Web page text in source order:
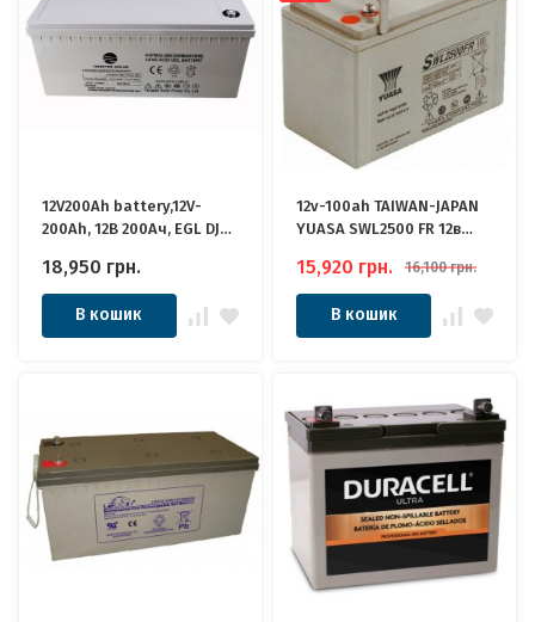
12V200Ah battery,12V-
200Ah, 12В 200Ач, EGL DJM
18,950 грн.
В кошик
12v-100ah TAIWAN-JAPAN
YUASA SWL2500 FR 12в
для Котла, Інвертора,
ДБЖ, ДБЖ, Панелей
Сонячних
15,920 грн. 16,100 грн.
В кошик